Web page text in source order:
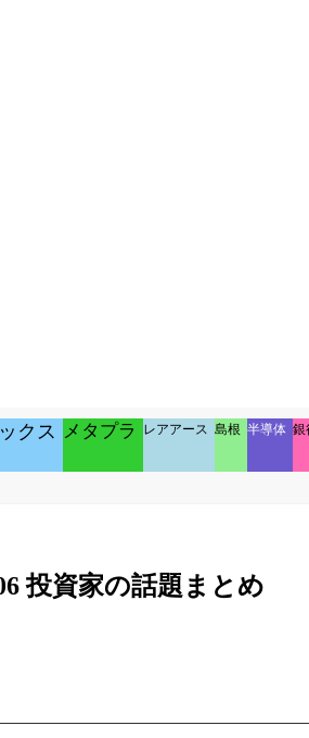
クス メタプラ レアアース 島根 半導体 銀
投資家の話題まとめ